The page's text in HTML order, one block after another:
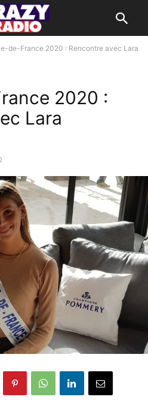
de-France 2020 : Rencontre avec Lara
2020 :
Lara